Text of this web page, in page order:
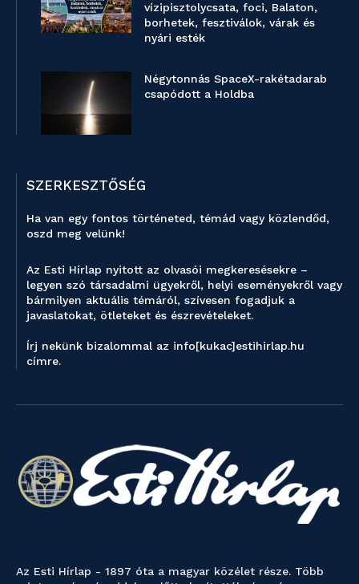
vízipisztolycsata, foci, Balaton,
borhetek, fesztiválok, várak és
nyári esték
Négytonnás SpaceX-rakétadarab
csapódott a Holdba
SZERKESZTŐSÉG
Ha van egy fontos történeted, témád vagy közlendőd,
oszd meg velünk!
Az Esti Hírlap nyitott az olvasói megkeresésekre –
legyen szó társadalmi ügyekről, helyi eseményekről vagy
bármilyen aktuális témáról, szívesen fogadjuk a
javaslatokat, ötleteket és észrevételeket.
Írj nekünk bizalommal az info[kukac]estihirlap.hu
címre.
Az Esti Hírlap - 1897 óta a magyar közélet része. Több